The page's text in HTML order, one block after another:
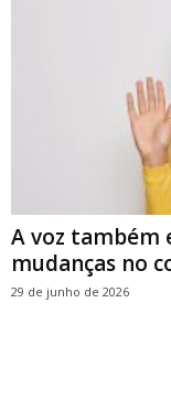
A voz também
mudanças no
29 de junho de 2026